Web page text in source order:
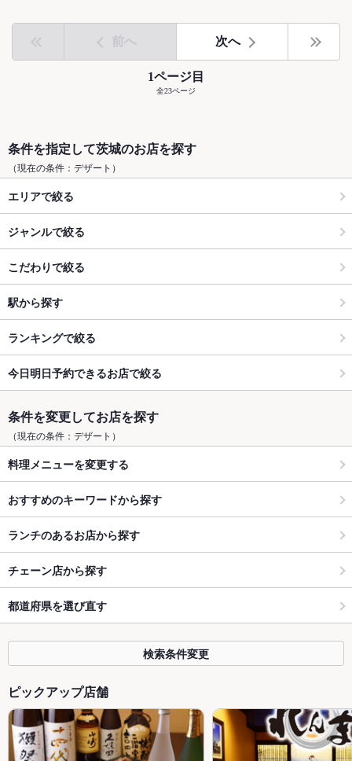
前へ 次へ
1ページ目
全23ページ
条件を指定して茨城のお店を探す
（現在の条件：デザート）
エリアで絞る
ジャンルで絞る
こだわりで絞る
駅から探す
ランキングで絞る
今日明日予約できるお店で絞る
条件を変更してお店を探す
（現在の条件：デザート）
料理メニューを変更する
おすすめのキーワードから探す
ランチのあるお店から探す
チェーン店から探す
都道府県を選び直す
検索条件変更
ピックアップ店舗